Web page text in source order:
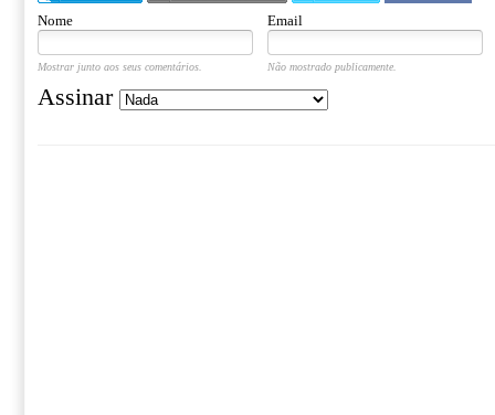
Nome Email
Mostrar junto aos seus comentários. Não mostrado publicamente.
Assinar